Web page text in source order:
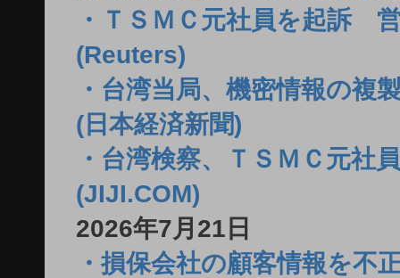
・ＴＳＭＣ元社員を起訴
(Reuters)
・台湾当局、機密情報の
(日本経済新聞)
・台湾検察、ＴＳＭＣ元
(JIJI.COM)
2026年7月21日
・損保会社の顧客情報を